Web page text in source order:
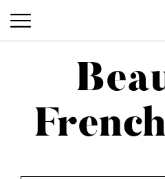
Beauty-